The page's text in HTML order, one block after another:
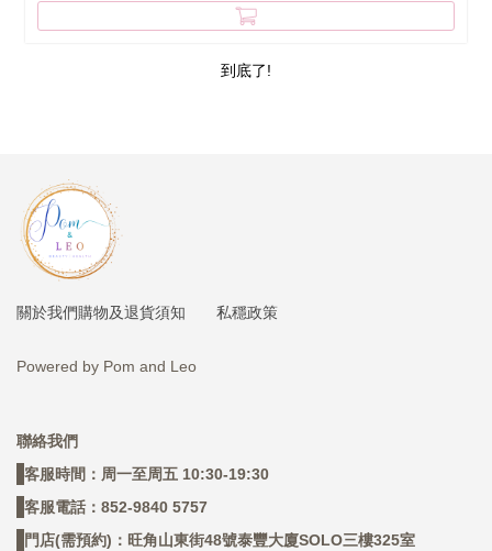
到底了!
關於我們購物及退貨須知 私穩政策
Powered by Pom and Leo
聯絡我們
客服時間：周一至周五 10:30-19:30
客服電話：852-9840 5757
門店(需預約)：旺角山東街48號泰豐大廈SOLO三樓325室